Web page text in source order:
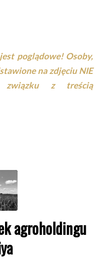
poglądowe! Osoby,
na zdjęciu NIE
związku z treścią
agroholdingu